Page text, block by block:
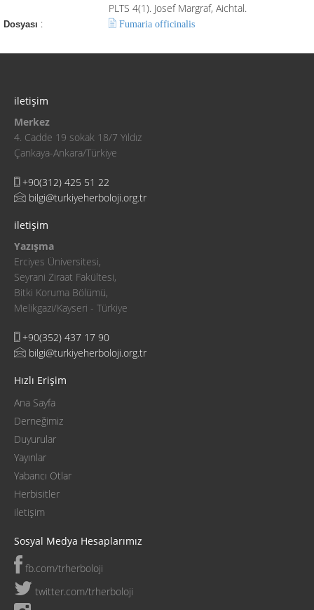
PLTS 4(1). Josef Margraf, Aichtal.
Dosyası : Fumaria officinalis
iletişim
Merkez
4. Cadde 19 sokak 18/7 Yıldız
Çankaya-Ankara/Türkiye
+90(312) 425 51 22
bilgi@turkiyeherboloji.org.tr
iletişim
Yazışma
Erciyes Üniversitesi,
Seyrani Ziraat Fakültesi,
Bitki Koruma Bölümü,
Melikgazi/Kayseri - Türkiye
+90(352) 437 17 90
bilgi@turkiyeherboloji.org.tr
Hızlı Erişim
Ana Sayfa
Derneğimiz
Duyurular
Yayınlar
Yabancı Otlar
Herbisitler
iletişim
Sosyal Medya Hesaplarımız
fb.com/trherboloji
twitter.com/trherboloji